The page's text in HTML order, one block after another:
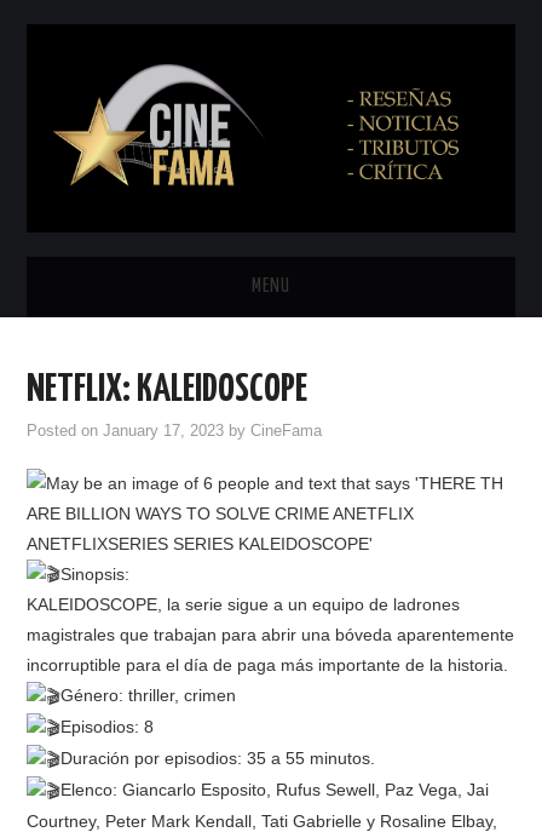
MENU
ESPAÑOL
NETFLIX: KALEIDOSCOPE
Posted onJanuary 17, 2023 byCineFama
Sinopsis:
KALEIDOSCOPE, la serie sigue a un equipo de ladrones
magistrales que trabajan para abrir una bóveda aparentemente
incorruptible para el día de paga más importante de la historia.
Género: thriller, crimen
Episodios: 8
Duración por episodios: 35 a 55 minutos.
Elenco: Giancarlo Esposito, Rufus Sewell, Paz Vega, Jai
Courtney, Peter Mark Kendall, Tati Gabrielle y Rosaline Elbay,